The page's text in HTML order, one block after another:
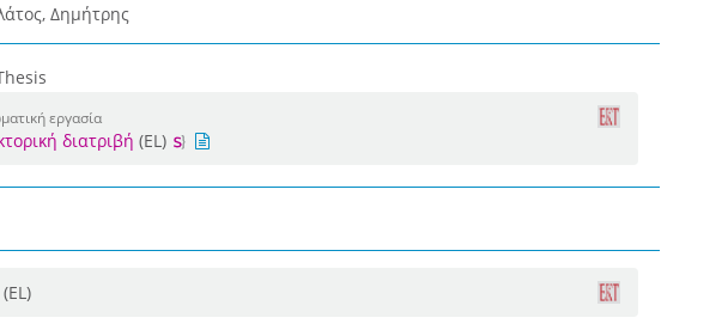
Δημήτρης
εργασία
διατριβή (EL)
(EL)